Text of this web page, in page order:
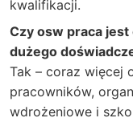
kwalifikacji.
Czy osw praca
dużego
Tak – coraz więcej
pracowników,
wdrożeniowe i